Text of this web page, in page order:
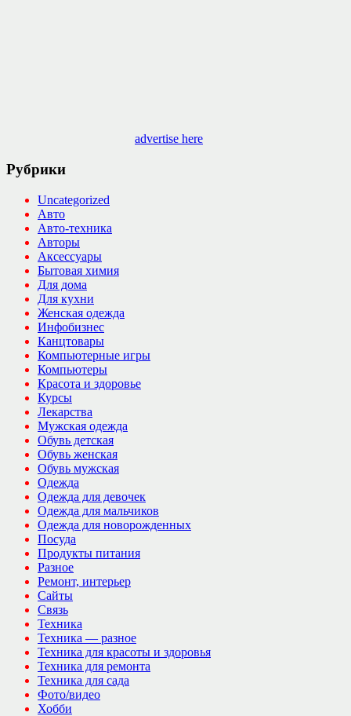
advertise here
Рубрики
Uncategorized
Авто
Авто-техника
Авторы
Аксессуары
Бытовая химия
Для дома
Для кухни
Женская одежда
Инфобизнес
Канцтовары
Компьютерные игры
Компьютеры
Красота и здоровье
Курсы
Лекарства
Мужская одежда
Обувь детская
Обувь женская
Обувь мужская
Одежда
Одежда для девочек
Одежда для мальчиков
Одежда для новорожденных
Посуда
Продукты питания
Разное
Ремонт, интерьер
Сайты
Связь
Техника
Техника — разное
Техника для красоты и здоровья
Техника для ремонта
Техника для сада
Фото/видео
Хобби